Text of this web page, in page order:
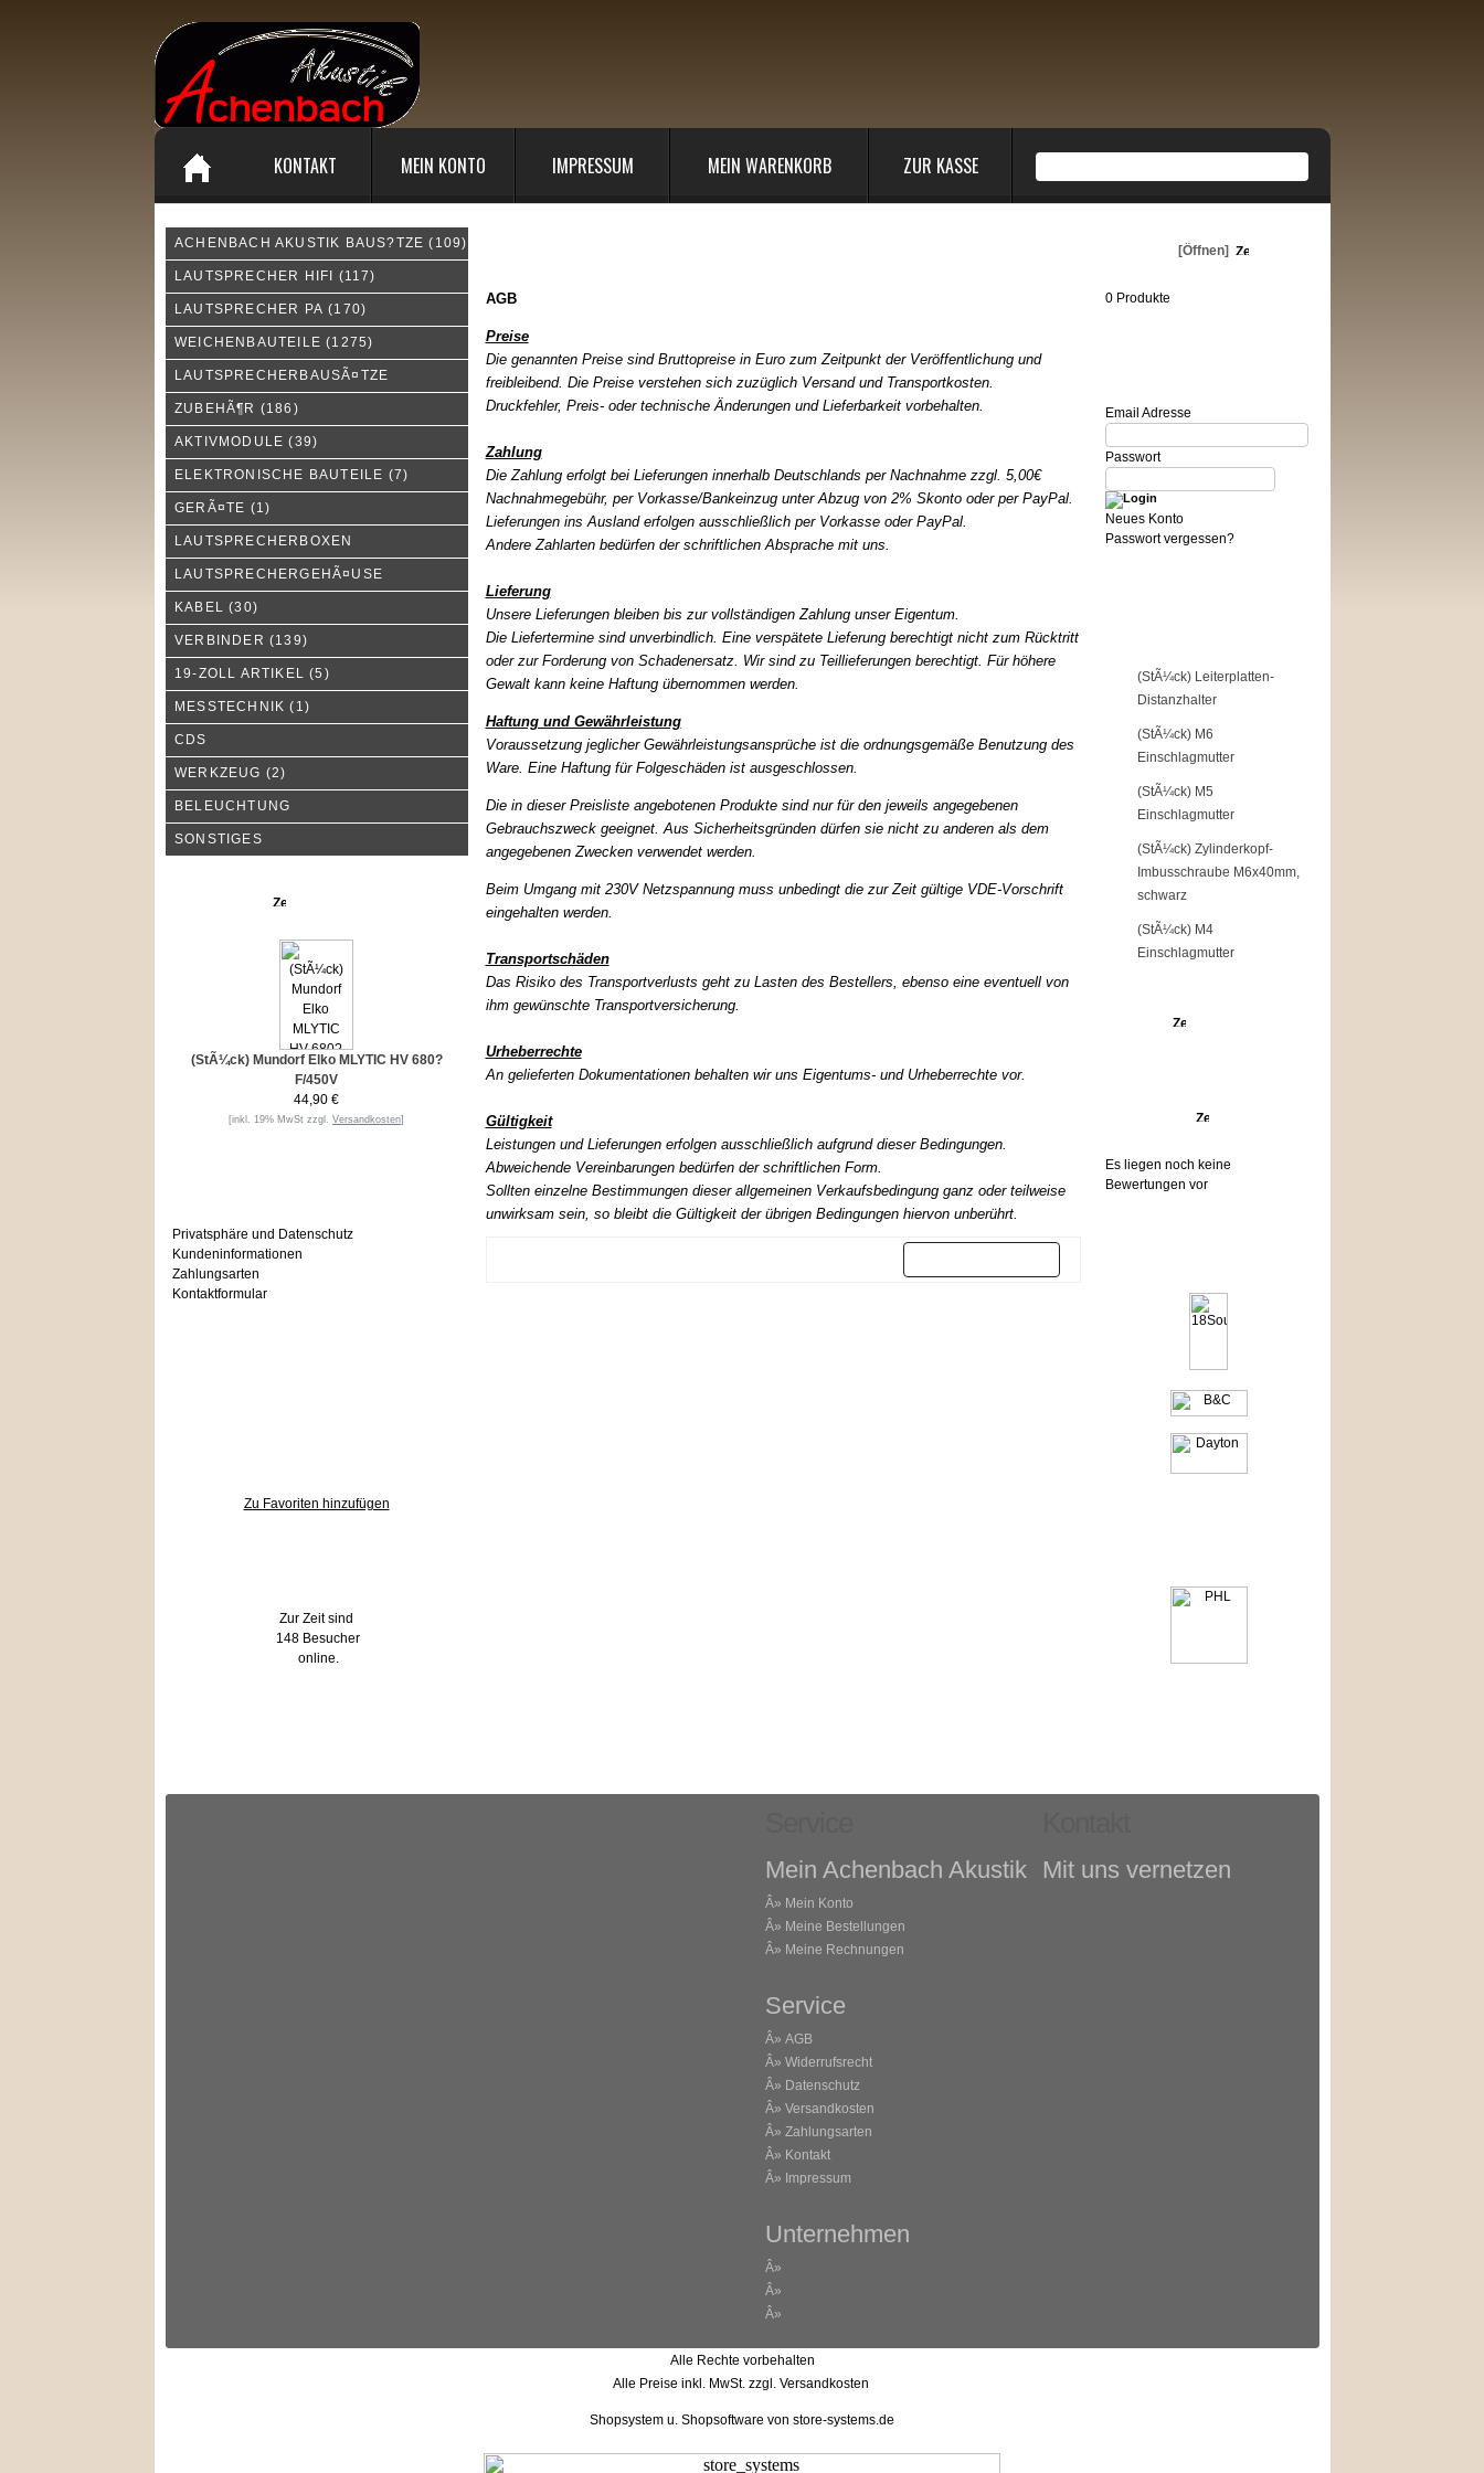
KONTAKT MEIN KONTO IMPRESSUM MEIN WARENKORB ZUR KASSE
ACHENBACH AKUSTIK BAUS?TZE (109)
LAUTSPRECHER HIFI (117)
LAUTSPRECHER PA (170)
WEICHENBAUTEILE (1275)
LAUTSPRECHERBAUSÃ¤TZE
ZUBEHÃ¶R (186)
AKTIVMODULE (39)
ELEKTRONISCHE BAUTEILE (7)
GERÃ¤TE (1)
LAUTSPRECHERBOXEN
LAUTSPRECHERGEHÃ¤USE
KABEL (30)
VERBINDER (139)
19-ZOLL ARTIKEL (5)
MESSTECHNIK (1)
CDS
WERKZEUG (2)
BELEUCHTUNG
SONSTIGES
(StÃ¼ck) Mundorf Elko MLYTIC HV 680?
F/450V
44,90 €
[inkl. 19% MwSt zzgl. Versandkosten]
Privatsphäre und Datenschutz
Kundeninformationen
Zahlungsarten
Kontaktformular
Zu Favoriten hinzufügen
Zur Zeit sind
148 Besucher
online.
AGB
Preise
Die genannten Preise sind Bruttopreise in Euro zum Zeitpunkt der Veröffentlichung und
freibleibend. Die Preise verstehen sich zuzüglich Versand und Transportkosten.
Druckfehler, Preis- oder technische Änderungen und Lieferbarkeit vorbehalten.
Zahlung
Die Zahlung erfolgt bei Lieferungen innerhalb Deutschlands per Nachnahme zzgl. 5,00€
Nachnahmegebühr, per Vorkasse/Bankeinzug unter Abzug von 2% Skonto oder per PayPal.
Lieferungen ins Ausland erfolgen ausschließlich per Vorkasse oder PayPal.
Andere Zahlarten bedürfen der schriftlichen Absprache mit uns.
Lieferung
Unsere Lieferungen bleiben bis zur vollständigen Zahlung unser Eigentum.
Die Liefertermine sind unverbindlich. Eine verspätete Lieferung berechtigt nicht zum Rücktritt
oder zur Forderung von Schadenersatz. Wir sind zu Teillieferungen berechtigt. Für höhere
Gewalt kann keine Haftung übernommen werden.
Haftung und Gewährleistung
Voraussetzung jeglicher Gewährleistungsansprüche ist die ordnungsgemäße Benutzung des
Ware. Eine Haftung für Folgeschäden ist ausgeschlossen.
Die in dieser Preisliste angebotenen Produkte sind nur für den jeweils angegebenen
Gebrauchszweck geeignet. Aus Sicherheitsgründen dürfen sie nicht zu anderen als dem
angegebenen Zwecken verwendet werden.
Beim Umgang mit 230V Netzspannung muss unbedingt die zur Zeit gültige VDE-Vorschrift
eingehalten werden.
Transportschäden
Das Risiko des Transportverlusts geht zu Lasten des Bestellers, ebenso eine eventuell von
ihm gewünschte Transportversicherung.
Urheberrechte
An gelieferten Dokumentationen behalten wir uns Eigentums- und Urheberrechte vor.
Gültigkeit
Leistungen und Lieferungen erfolgen ausschließlich aufgrund dieser Bedingungen.
Abweichende Vereinbarungen bedürfen der schriftlichen Form.
Sollten einzelne Bestimmungen dieser allgemeinen Verkaufsbedingung ganz oder teilweise
unwirksam sein, so bleibt die Gültigkeit der übrigen Bedingungen hiervon unberührt.
[Öffnen]
0 Produkte
Email Adresse
Passwort
Neues Konto
Passwort vergessen?
(StÃ¼ck) Leiterplatten-
Distanzhalter
(StÃ¼ck) M6
Einschlagmutter
(StÃ¼ck) M5
Einschlagmutter
(StÃ¼ck) Zylinderkopf-
Imbusschraube M6x40mm,
schwarz
(StÃ¼ck) M4
Einschlagmutter
Es liegen noch keine
Bewertungen vor
Mein Achenbach Akustik
Â» Mein Konto
Â» Meine Bestellungen
Â» Meine Rechnungen
Service
Â» AGB
Â» Widerrufsrecht
Â» Datenschutz
Â» Versandkosten
Â» Zahlungsarten
Â» Kontakt
Â» Impressum
Unternehmen
Â»
Â»
Â»
Mit uns vernetzen
Alle Rechte vorbehalten
Alle Preise inkl. MwSt. zzgl. Versandkosten
Shopsystem u. Shopsoftware von store-systems.de